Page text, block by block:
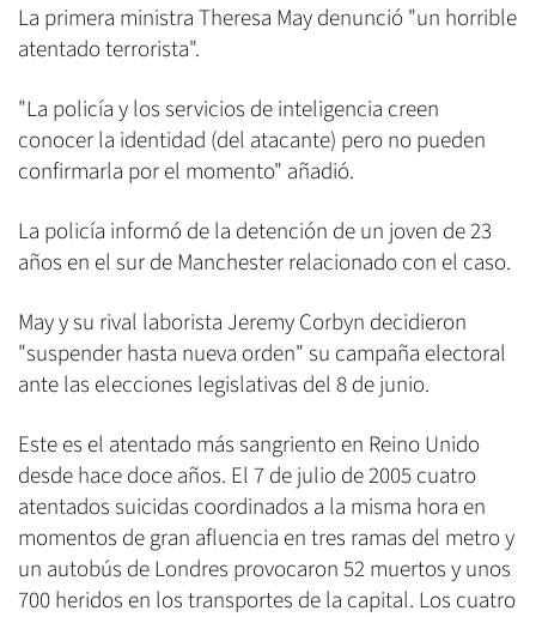
La primera ministra Theresa May denunció "un horrible
atentado terrorista".
"La policía y los servicios de inteligencia creen
conocer la identidad (del atacante) pero no pueden
confirmarla por el momento" añadió.
La policía informó de la detención de un joven de 23
años en el sur de Manchester relacionado con el caso.
May y su rival laborista Jeremy Corbyn decidieron
"suspender hasta nueva orden" su campaña electoral
ante las elecciones legislativas del 8 de junio.
Este es el atentado más sangriento en Reino Unido
desde hace doce años. El 7 de julio de 2005 cuatro
atentados suicidas coordinados a la misma hora en
momentos de gran afluencia en tres ramas del metro y
un autobús de Londres provocaron 52 muertos y unos
700 heridos en los transportes de la capital. Los cuatro